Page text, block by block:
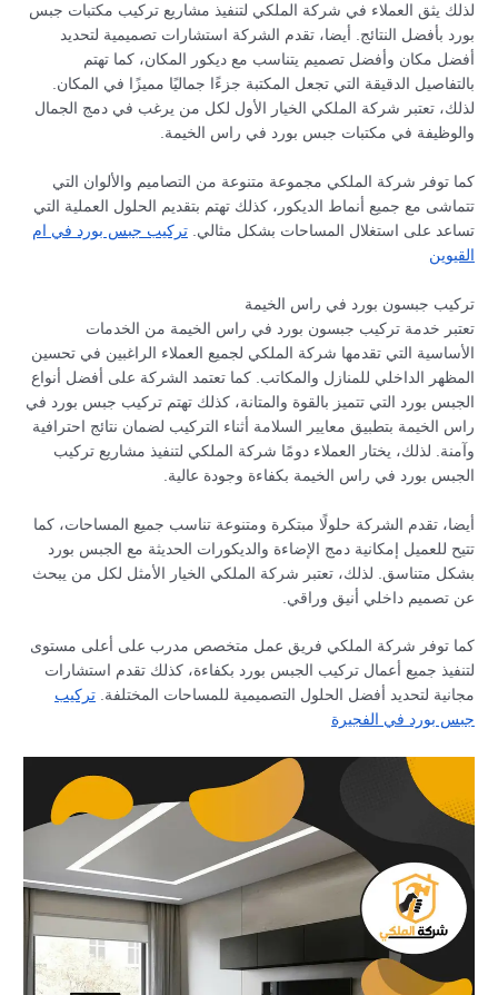
لذلك يثق العملاء في شركة الملكي لتنفيذ مشاريع تركيب مكتبات جبس
بورد بأفضل النتائج. أيضا، تقدم الشركة استشارات تصميمية لتحديد
أفضل مكان وأفضل تصميم يتناسب مع ديكور المكان، كما تهتم
بالتفاصيل الدقيقة التي تجعل المكتبة جزءًا جماليًا مميزًا في المكان.
لذلك، تعتبر شركة الملكي الخيار الأول لكل من يرغب في دمج الجمال
والوظيفة في مكتبات جبس بورد في راس الخيمة.
كما توفر شركة الملكي مجموعة متنوعة من التصاميم والألوان التي
تتماشى مع جميع أنماط الديكور، كذلك تهتم بتقديم الحلول العملية التي
تساعد على استغلال المساحات بشكل مثالي.تركيب جبس بورد في ام
القيوين
تركيب جبسون بورد في راس الخيمة
تعتبر خدمة تركيب جبسون بورد في راس الخيمة من الخدمات
الأساسية التي تقدمها شركة الملكي لجميع العملاء الراغبين في تحسين
المظهر الداخلي للمنازل والمكاتب. كما تعتمد الشركة على أفضل أنواع
الجبس بورد التي تتميز بالقوة والمتانة، كذلك تهتم تركيب جبس بورد في
راس الخيمة بتطبيق معايير السلامة أثناء التركيب لضمان نتائج احترافية
وآمنة. لذلك، يختار العملاء دومًا شركة الملكي لتنفيذ مشاريع تركيب
الجبس بورد في راس الخيمة بكفاءة وجودة عالية.
أيضا، تقدم الشركة حلولًا مبتكرة ومتنوعة تناسب جميع المساحات، كما
تتيح للعميل إمكانية دمج الإضاءة والديكورات الحديثة مع الجبس بورد
بشكل متناسق. لذلك، تعتبر شركة الملكي الخيار الأمثل لكل من يبحث
عن تصميم داخلي أنيق وراقي.
كما توفر شركة الملكي فريق عمل متخصص مدرب على أعلى مستوى
لتنفيذ جميع أعمال تركيب الجبس بورد بكفاءة، كذلك تقدم استشارات
مجانية لتحديد أفضل الحلول التصميمية للمساحات المختلفة.تركيب
جبس بورد في الفجيرة